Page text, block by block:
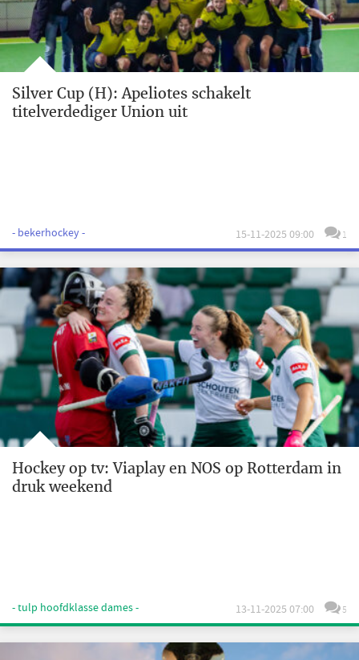
Silver Cup (H): Apeliotes schakelt
titelverdediger Union uit
- bekerhockey - 15-11-2025 09:00 1
Hockey op tv: Viaplay en NOS op Rotterdam in
druk weekend
- tulp hoofdklasse dames - 13-11-2025 07:00 5